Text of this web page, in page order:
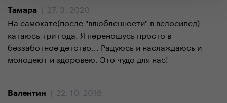
Тамара
| 27. 3. 2020
На самокате(после "влюбленности" в велосипед)
катаюсь три года. Я переношусь просто в
беззаботное детство... Радуюсь и наслаждаюсь и
молодеют и здоровею. Это чудо для нас!
Валентин
| 22. 10. 2016